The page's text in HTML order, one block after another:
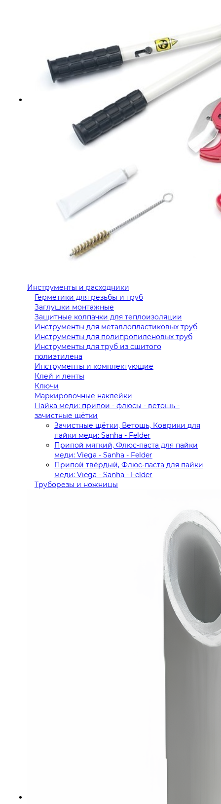
Инструменты и расходники
Герметики для резьбы и труб
Заглушки монтажные
Защитные колпачки для теплоизоляции
Инструменты для металлопластиковых труб
Инструменты для полипропиленовых труб
Инструменты для труб из сшитого
полиэтилена
Инструменты и комплектующие
Клей и ленты
Ключи
Маркировочные наклейки
Пайка меди: припои - флюсы - ветошь -
зачистные щётки
Зачистные щётки, Ветошь, Коврики для
пайки меди: Sanha - Felder
Припой мягкий, Флюс-паста для пайки
меди: Viega - Sanha - Felder
Припой твёрдый, Флюс-паста для пайки
меди: Viega - Sanha - Felder
Труборезы и ножницы